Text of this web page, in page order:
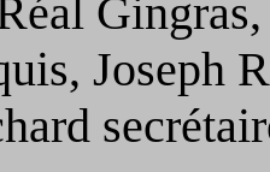
Joseph